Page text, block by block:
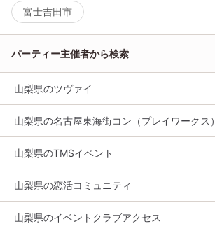
富士吉田市
パーティー主催者から検索
山梨県のツヴァイ
山梨県の名古屋東海街コン（プレイワークス）
山梨県のTMSイベント
山梨県の恋活コミュニティ
山梨県のイベントクラブアクセス